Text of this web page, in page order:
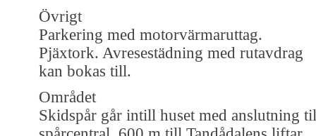
Övrigt
Parkering med motorvärmaruttag.
Pjäxtork. Avresestädning med rutavdrag
kan bokas till.
Området
Skidspår går intill huset med anslutning